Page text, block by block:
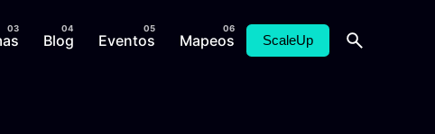
Blog Eventos Mapeos ScaleUp